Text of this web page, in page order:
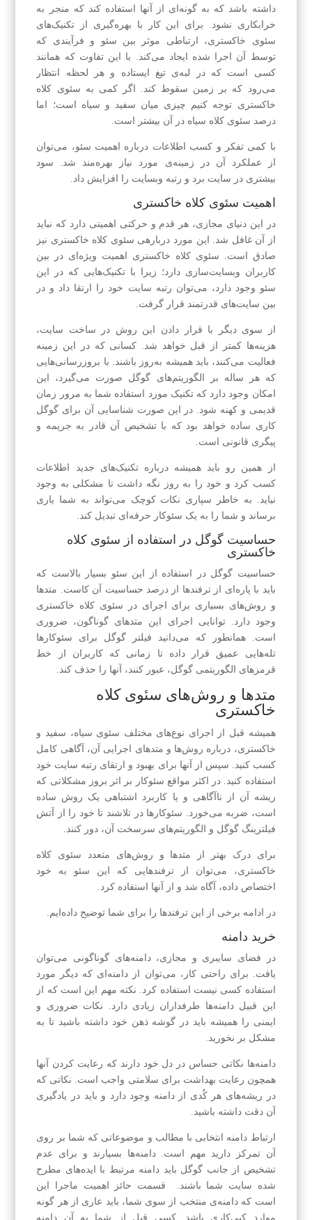
داشته باشد که به گونه‌ای از آنها استفاده کند که منجر به
خرابکاری نشود. برای این کار با بهره‌گیری از تکنیک‌های
سئوی خاکستری، ارتباطی موثر بین سئو و فرآیندی که
توسط آن اجرا شده ایجاد می‌کند. با این تفاوت که همانند
کسی است که در لبه‌ی تیغ ایستاده و هر لحظه انتظار
می‌رود که بر زمین سقوط کند. اگر کمی به سئوی کلاه
خاکستری توجه کنیم چیزی میان سفید و سیاه است؛ اما
درصد سئوی کلاه سیاه در آن بیشتر است.
با کمی تفکر و کسب اطلاعات درباره اهمیت سئو، می‌توان
از عملکرد آن در زمینه‌ی مورد نیاز بهره‌مند شد. سود
بیشتری در سایت برد و رتبه وبسایت را افزایش داد.
اهمیت سئو‌ی کلاه خاکستری
در این دنیای مجازی، هر قدم و حرکتی اهمیتی دارد که نباید
از آن غافل شد. این مورد درباره‎ی سئو‌ی کلاه خاکستری نیز
صادق است. سئوی کلاه خاکستری اهمیت ویژه‌ای در بین
کاربران وبسایت‌سازی دارد؛ زیرا با تکنیک‌هایی که در این
سئو وجود دارد، می‌توان رتبه سایت خود را ارتقا داد و در
بین سایت‌های قدرتمند قرار گرفت.
از سوی دیگر با قرار دادن این روش در ساخت سایت،
هزینه‌ها کمتر از قبل خواهد شد. کسانی که در این زمینه
فعالیت می‌کنند، باید همیشه به‌روز باشند. با بروزرسانی‌هایی
که هر ساله بر الگو‌ریتم‌های گوگل صورت می‌گیرد، این
امکان وجود دارد که تکنیک مورد استفاده شما به مرور زمان
قدیمی و کهنه شود. در این صورت شناسایی آن برای گوگل
کاری ساده خواهد بود که با تشخیص آن قادر به جریمه و
پیگری قانونی است.
از همین رو باید همیشه درباره تکنیک‌های جدید اطلاعات
کسب کرد و خود را به روز نگه داشت تا مشکلی به وجود
نیاید. به خاطر سپاری نکات کوچک می‌تواند به شما یاری
برساند و شما را به یک سئو‌کار حرفه‌ای تبدیل کند.
حساسیت گوگل در استفاده از سئو‌ی کلاه
خاکستری
حساسیت گوگل در استفاده از این سئو‌ بسیار بالاست که
باید با پاره‌ای از ترفندها از درصد حساسیت آن کاست. متدها
و روش‌های بسیاری برای اجرای در سئوی کلاه خاکستری
وجود دارد. توانایی اجرای این متد‌های گوناگون، ضروری
است. همانطور که می‌دانید فیلتر گوگل برای سئو‌کارها
تله‌هایی عمیق قرار داده تا زمانی که کاربران از خط
قرمزهای الگوریتمی گوگل، عبور کنند، آنها را حذف کند.
متدها و روش‌های سئوی کلاه
خاکستری
همیشه قبل از اجرای نوع‌های مختلف سئوی سیاه، سفید و
خاکستری، درباره روش‌ها و متدهای اجرایی آن، آگاهی کامل
کسب کنید. سپس از آنها برای بهبود و ارتقای رتبه سایت خود
استفاده کنید. در اکثر مواقع سئوکار بر اثر بروز مشکلاتی که
ریشه آن از ناآگاهی و یا کاربرد اشتباهی یک روش ساده
است، ضربه می‌خورد. سئوکارها در تلاشند تا خود را از آتش
فیلترینگ گوگل و الگوریتم‌های سرسخت آن، دور کنند.
برای درک بهتر از متدها و روش‌های متعدد سئوی کلاه
خاکستری، می‌توان از ترفندهایی که این سئو به خود
اختصاص داده، آگاه شد و از آنها استفاده کرد.
در ادامه برخی از این ترفندها را برای شما توضیح داده‌ایم.
خرید دامنه
در فضای سایبری و مجازی، دامنه‌های گوناگونی می‌توان
یافت. برای راحتی کار، می‌توان از دامنه‌ای که دیگر مورد
استفاده کسی نیست استفاده کرد. نکته مهم این است که از
این قبیل دامنه‌ها طرفداران زیادی دارد. نکات ضروری و
ایمنی را همیشه باید در گوشه ذهن خود داشته باشید تا به
مشکل بر نخورید.
دامنه‌ها نکاتی حساس در دل خود دارند که رعایت کردن آنها
همچون رعایت بهداشت برای سلامتی واجب است. نکاتی که
در ریشه‌های هر کُدی از دامنه وجود دارد و باید در یادگیری
آن دقت داشته باشید.
ارتباط دامنه انتخابی با مطالب و موضوعاتی که شما بر روی
آن تمرکز دارید مهم است. دامنه‌ها بسیارند و برای عدم
تشخیص از جانب گوگل باید دامنه مرتبط با ایده‌های مطرح
شده سایت شما باشند. قسمت حائز اهمیت ماجرا این
است که دامنه‌ی منتخب از سوی شما، باید عاری از هر گونه
موارد کپی‌کاری باشد. کسی قبل از شما به آن دامنه